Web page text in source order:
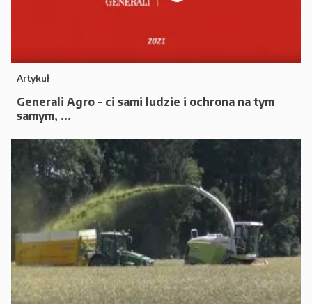
Artykuł
Generali Agro - ci sami ludzie i ochrona na tym
samym, ...